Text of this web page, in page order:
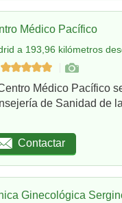
Médico Pacífico
a 193,96 kilómetros
Médico Pacífico
de Sanidad de
Contactar
Ginecológica